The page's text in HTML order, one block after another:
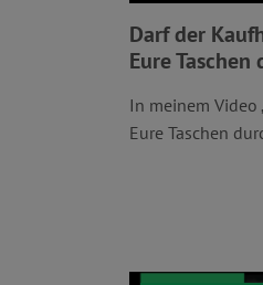
Darf der
Eure Taschen
In meinem Video
Eure Taschen